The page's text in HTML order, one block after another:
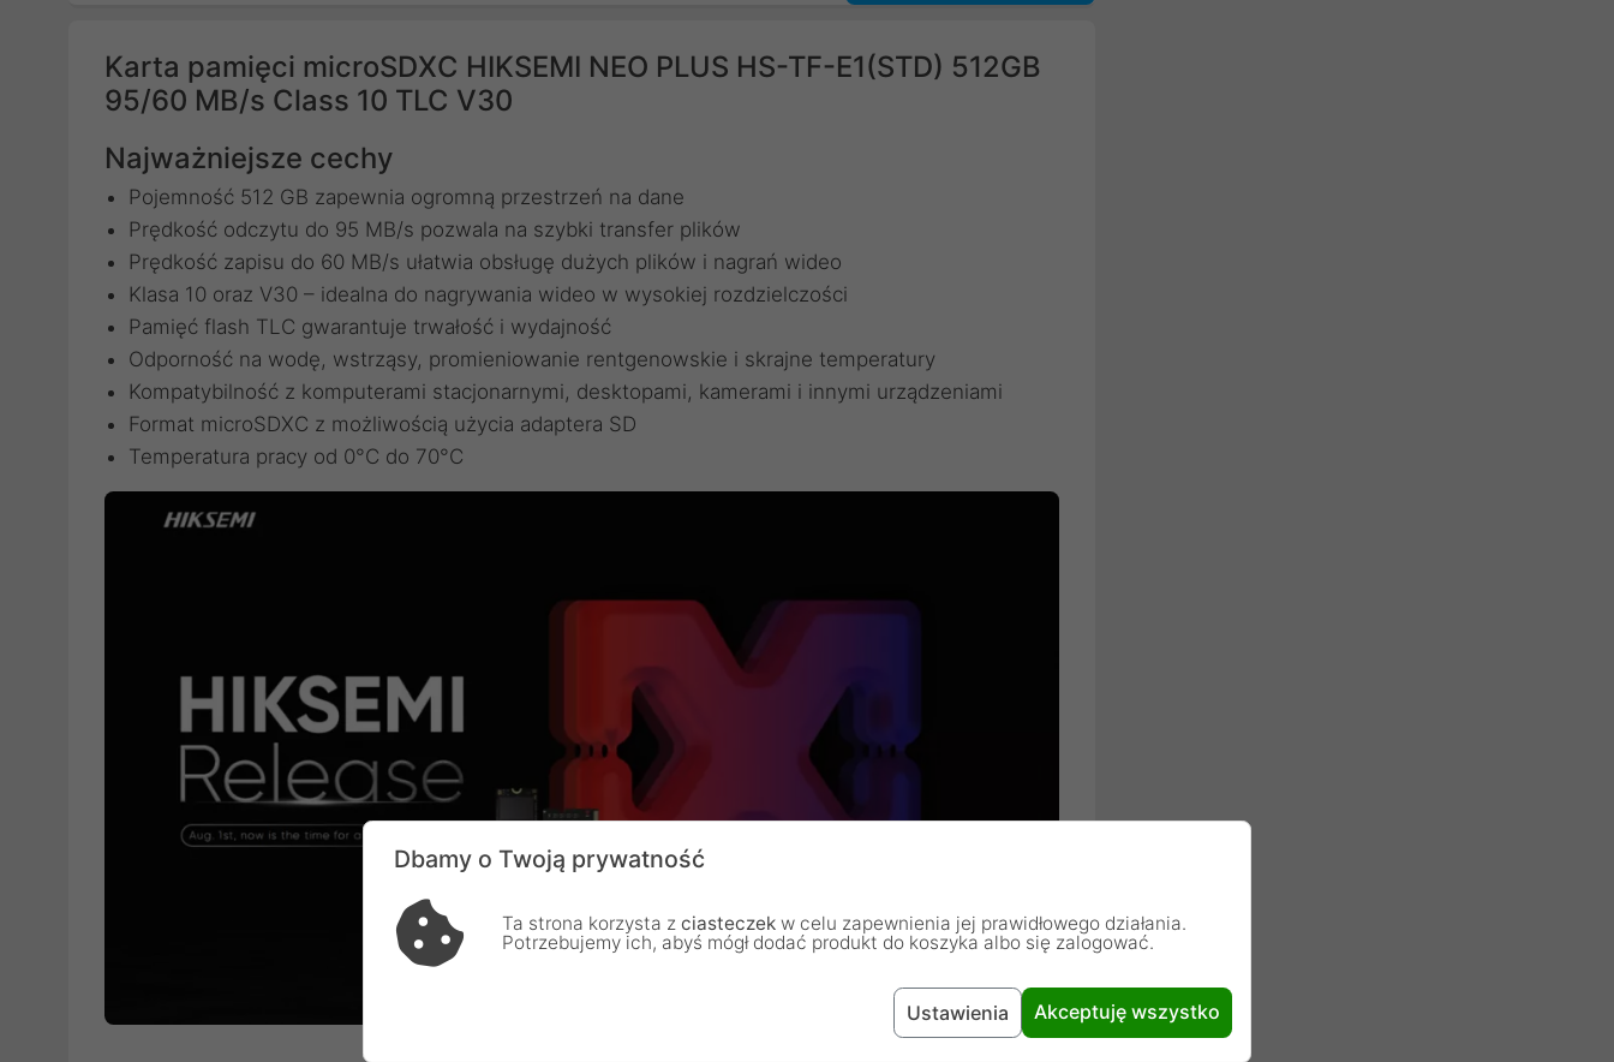
Karta pamięci microSDXC HIKSEMI NEO PLUS HS-TF-E1(STD) 512GB
95/60 MB/s Class 10 TLC V30
Najważniejsze cechy
Pojemność 512 GB zapewnia ogromną przestrzeń na dane
Prędkość odczytu do 95 MB/s pozwala na szybki transfer plików
Prędkość zapisu do 60 MB/s ułatwia obsługę dużych plików i nagrań wideo
Klasa 10 oraz V30 – idealna do nagrywania wideo w wysokiej rozdzielczości
Pamięć flash TLC gwarantuje trwałość i wydajność
Odporność na wodę, wstrząsy, promieniowanie rentgenowskie i skrajne temperatury
Kompatybilność z komputerami stacjonarnymi, desktopami, kamerami i innymi urządzeniami
Format microSDXC z możliwością użycia adaptera SD
Temperatura pracy od 0°C do 70°C
Dbamy o Twoją prywatność
Ta strona korzysta z ciasteczek w celu zapewnienia jej prawidłowego działania.
Potrzebujemy ich, abyś mógł dodać produkt do koszyka albo się zalogować.
Ustawienia Akceptuję wszystko